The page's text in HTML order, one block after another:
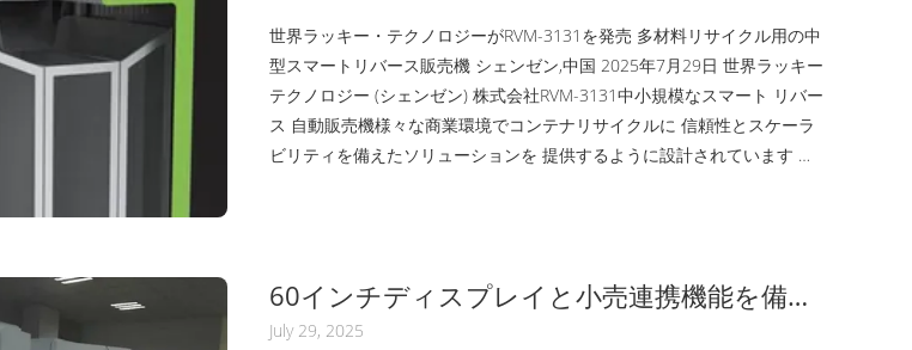
世界ラッキー・テクノロジーがRVM-3131を発売 多材料リサイクル用の中
型スマートリバース販売機 シェンゼン,中国 2025年7月29日 世界ラッキー
テクノロジー (シェンゼン) 株式会社RVM-3131中小規模なスマート リバー
ス 自動販売機様々な商業環境でコンテナリサイクルに 信頼性とスケーラ
ビリティを備えたソリューションを 提供するように設計されています 製
60インチディスプレイと小売連携機能を備え
たスマートリバース自動販売機
July 29, 2025